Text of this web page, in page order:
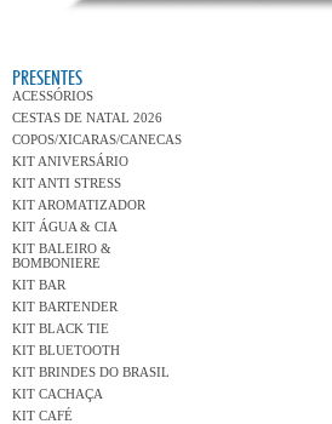
PRESENTES
ACESSÓRIOS
CESTAS DE NATAL 2026
COPOS/XICARAS/CANECAS
KIT ANIVERSÁRIO
KIT ANTI STRESS
KIT AROMATIZADOR
KIT ÁGUA & CIA
KIT BALEIRO &
BOMBONIERE
KIT BAR
KIT BARTENDER
KIT BLACK TIE
KIT BLUETOOTH
KIT BRINDES DO BRASIL
KIT CACHAÇA
KIT CAFÉ